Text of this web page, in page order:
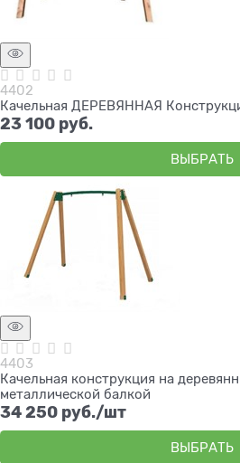
4402
Качельная ДЕРЕВЯННАЯ
23 100 руб.
ВЫБРАТЬ
4403
Качельная конструкция на
металлической балкой
34 250 руб./шт
ВЫБРАТЬ